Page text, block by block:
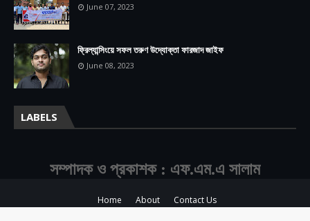
June 07, 2023
ফ্রিল্যান্সিংয়ে সফল তরুণ উদ্যোক্তা ফারজাদ জাইফ
June 08, 2023
LABELS
সম্পাদক ও প্রকাশক : এফ.এম.এ সালাম
Home About
Contact Us